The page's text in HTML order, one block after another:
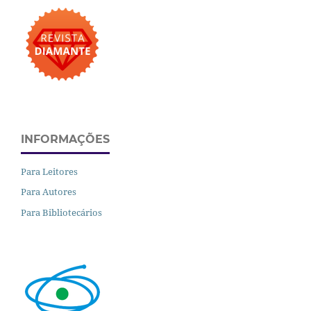
INFORMAÇÕES
Para Leitores
Para Autores
Para Bibliotecários